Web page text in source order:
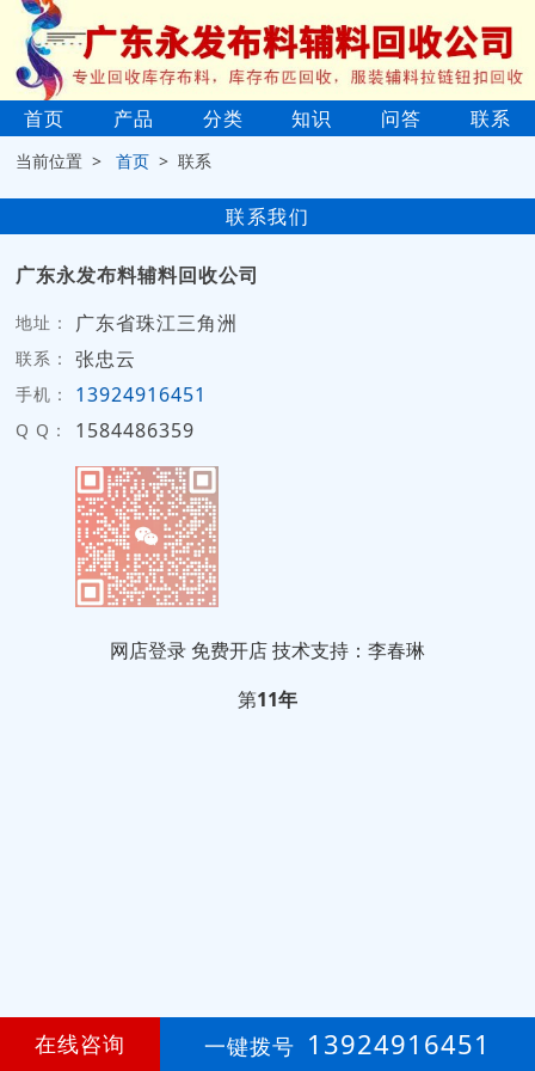
首页 产品 分类 知识 问答 联系
当前位置 >首页 > 联系
联系我们
广东永发布料辅料回收公司
地址： 广东省珠江三角洲
联系： 张忠云
手机： 13924916451
Q Q： 1584486359
网店登录 免费开店技术支持：李春琳
第11年
在线咨询 一键拨号 13924916451